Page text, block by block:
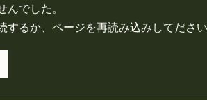
定休日です。
んでした。
るか、ページを再読み込みしてださい